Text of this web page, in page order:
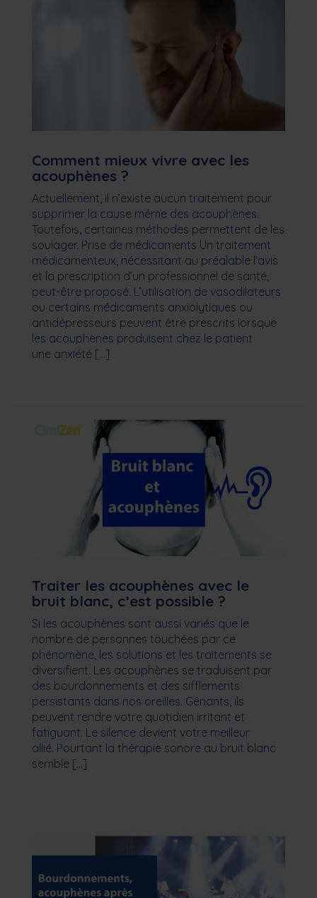
Comment mieux vivre avec les
acouphènes ?
Actuellement, il n’existe aucun traitement pour
supprimer la cause même des acouphènes.
Toutefois, certaines méthodes permettent de les
soulager. Prise de médicaments Un traitement
médicamenteux, nécessitant au préalable l’avis
et la prescription d’un professionnel de santé,
peut-être proposé. L’utilisation de vasodilateurs
ou certains médicaments anxiolytiques ou
antidépresseurs peuvent être prescrits lorsque
les acouphènes produisent chez le patient
une anxiété […]
Traiter les acouphènes avec le
bruit blanc, c’est possible ?
Si les acouphènes sont aussi variés que le
nombre de personnes touchées par ce
phénomène, les solutions et les traitements se
diversifient. Les acouphènes se traduisent par
des bourdonnements et des sifflements
persistants dans nos oreilles. Gênants, ils
peuvent rendre votre quotidien irritant et
fatiguant. Le silence devient votre meilleur
allié. Pourtant la thérapie sonore au bruit blanc
semble […]